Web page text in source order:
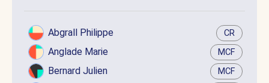
Abgrall Philippe CR
Anglade Marie MCF
Bernard Julien MCF